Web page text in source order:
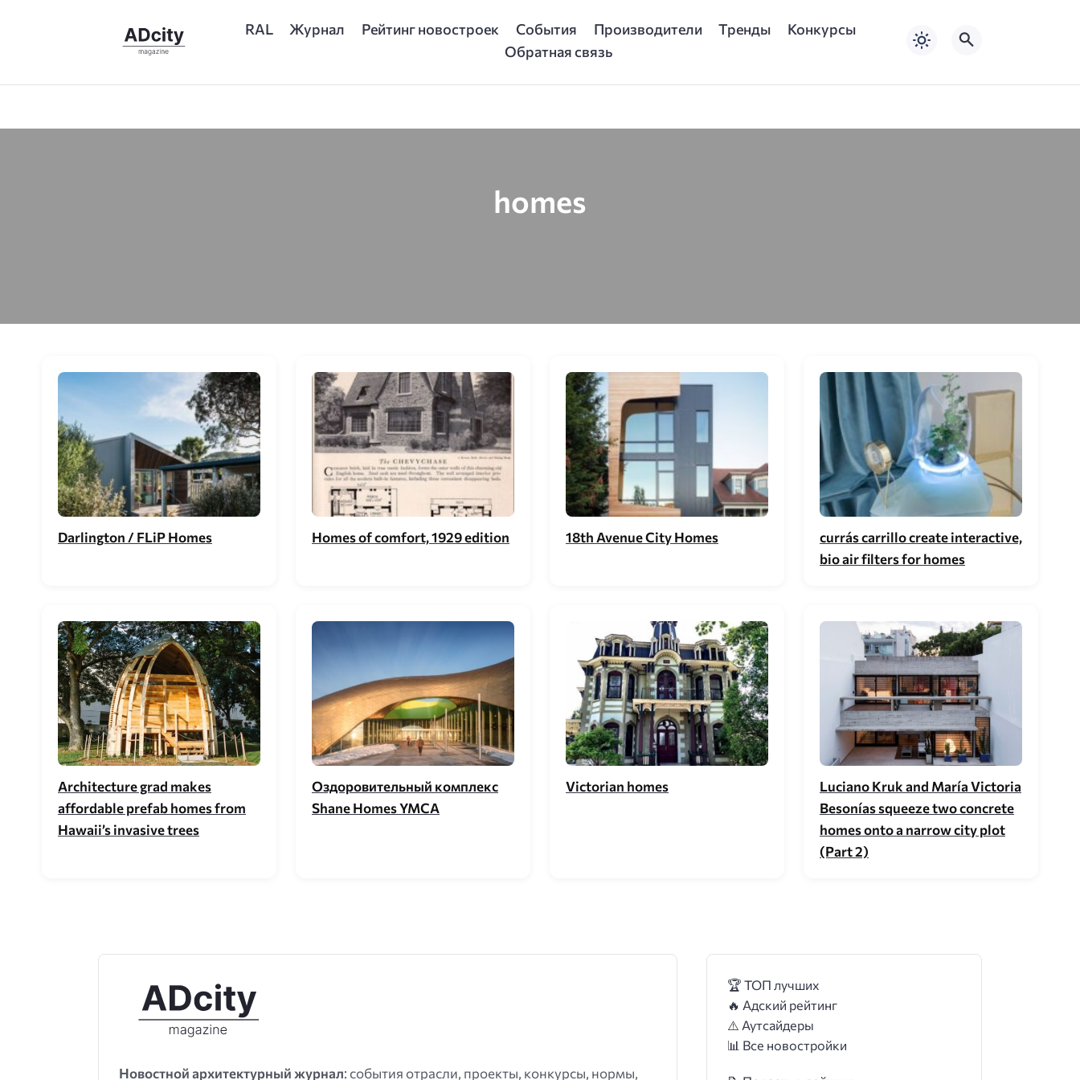
RAL Журнал Рейтинг новостроек События Производители Тренды
Конкурсы
Обратная связь
homes
Darlington / FLiP Homes Homes of comfort, 1929 edition 18th Avenue City Homes
currás carrillo create interactive,
bio air filters for homes
Architecture grad makes
affordable prefab homes from
Hawaii’s invasive trees
Оздоровительный комплекс
Shane Homes YMCA
Victorian homes
Luciano Kruk and María Victoria
Besonías squeeze two concrete
homes onto a narrow city plot
(Part 2)
Новостной архитектурный журнал: события отрасли, проекты, конкурсы, нормы,
🏆 ТОП лучших
🔥 Адский рейтинг
⚠️ Аутсайдеры
📊 Все новостройки